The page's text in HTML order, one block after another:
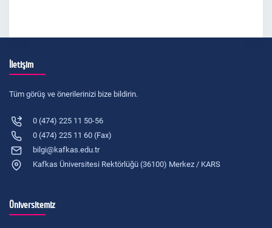
İletişim
Tüm görüş ve önerilerinizi bize bildirin.
0 (474) 225 11 50-56
0 (474) 225 11 60 (Fax)
bilgi@kafkas.edu.tr
Kafkas Üniversitesi Rektörlüğü (36100) Merkez / KARS
Üniversitemiz